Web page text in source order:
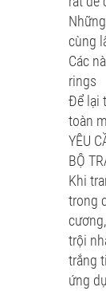
cùng
Các
rings
Để lại
toàn
YÊU
BỘ
Khi
trong
trội
trắng
ứng